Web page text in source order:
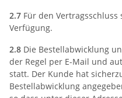
2.7 Für den
Verfügung.
2.8 Die Bestellabwicklung
der Regel per E-Mail und
statt. Der Kunde hat
Bestellabwicklung